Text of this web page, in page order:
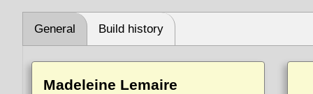
General Build history
Madeleine Lemaire